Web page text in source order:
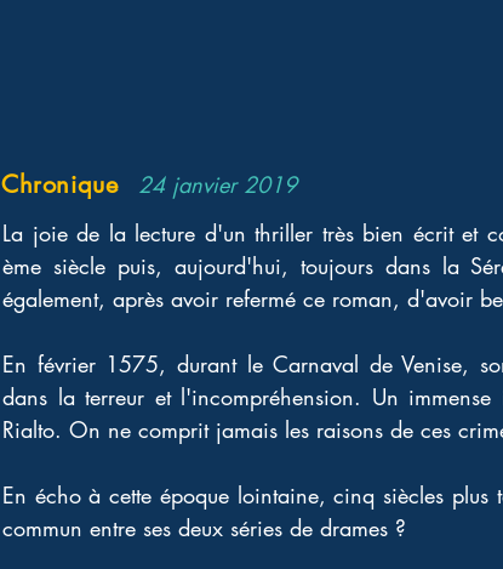
Chronique
24 janvier 2019
La joie de la lecture d'un thriller très bien écrit et
ème siècle puis, aujourd'hui, toujours dans la
également, après avoir refermé ce roman, d'avoir
En février 1575, durant le Carnaval de Venise,
dans la terreur et l'incompréhension. Un
Rialto. On ne comprit jamais les raisons de ces
En écho à cette époque lointaine, cinq siècles
commun entre ses deux séries de drames ?